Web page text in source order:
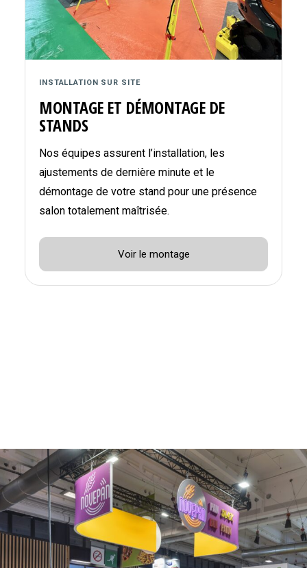
INSTALLATION SUR SITE
MONTAGE ET DÉMONTAGE DE
STANDS
Nos équipes assurent l’installation, les
ajustements de dernière minute et le
démontage de votre stand pour une présence
salon totalement maîtrisée.
Voir le montage